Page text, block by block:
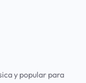
y popular para